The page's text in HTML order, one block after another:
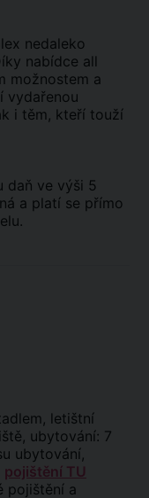
nedaleko
nabídce all
možnostem a
vydařenou
i těm, kteří touží
daň ve výši 5
a platí se přímo
letištní
ubytování: 7
ubytování,
pojištění TU
pojištění a